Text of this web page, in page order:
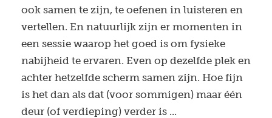
ook samen te zijn, te oefenen in luisteren en
vertellen. En natuurlijk zijn er momenten in
een sessie waarop het goed is om fysieke
nabijheid te ervaren. Even op dezelfde plek en
achter hetzelfde scherm samen zijn. Hoe fijn
is het dan als dat (voor sommigen) maar één
deur (of verdieping) verder is ...